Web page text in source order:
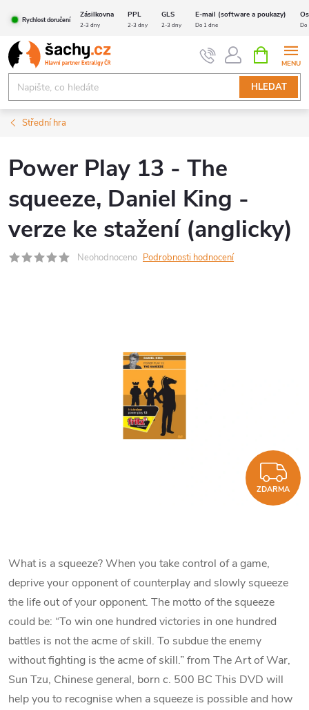
obsah
Rychlost doručení
Zásilkovna PPL GLS E-mail (software a poukazy)
2-3 dny 2-3 dny 2-3 dny Do 1 dne Do
HLEDAT
NÁKUPNÍ
KOŠÍK
Střední hra
Power Play 13 - The
squeeze, Daniel King -
verze ke stažení (anglicky)
Neohodnoceno Podrobnosti hodnocení
ZDARMA
What is a squeeze? When you take control of a game,
deprive your opponent of counterplay and slowly squeeze
the life out of your opponent. The motto of the squeeze
could be: “To win one hundred victories in one hundred
battles is not the acme of skill. To subdue the enemy
without fighting is the acme of skill.” from The Art of War,
Sun Tzu, Chinese general, born c. 500 BC This DVD will
help you to recognise when a squeeze is possible and how